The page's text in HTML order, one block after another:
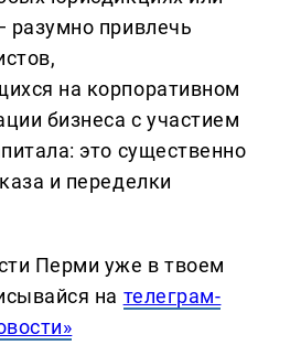
разумно привлечь
на корпоративном
бизнеса с участием
это существенно
и переделки
Перми уже в твоем
на телеграм-